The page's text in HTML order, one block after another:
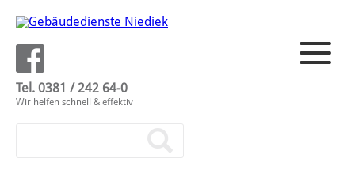
Tel. 0381 / 242 64-0
Wir helfen schnell & effektiv